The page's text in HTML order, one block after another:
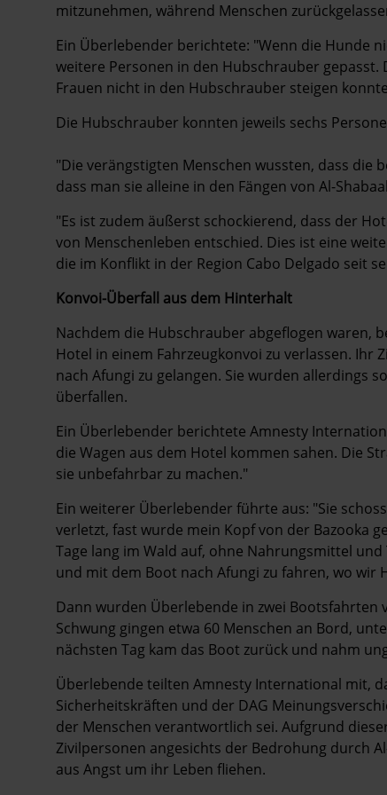
mitzunehmen, während Menschen
Ein Überlebender berichtete: "Wenn die Hunde
weitere Personen in den Hubschrauber
Frauen nicht in den Hubschrauber steigen
Die Hubschrauber konnten jeweils sechs
"Die verängstigten Menschen wussten, dass die
dass man sie alleine in den Fängen von Al-
"Es ist zudem äußerst schockierend, dass der
von Menschenleben entschied. Dies ist eine
die im Konflikt in der Region Cabo Delgado seit
Konvoi-Überfall aus dem Hinterhalt
Nachdem die Hubschrauber abgeflogen waren,
Hotel in einem Fahrzeugkonvoi zu verlassen.
nach Afungi zu gelangen. Sie wurden allerdings
überfallen.
Ein Überlebender berichtete Amnesty
die Wagen aus dem Hotel kommen sahen. Die
sie unbefahrbar zu machen."
Ein weiterer Überlebender führte aus: "Sie
verletzt, fast wurde mein Kopf von der Bazooka
Tage lang im Wald auf, ohne Nahrungsmittel
und mit dem Boot nach Afungi zu fahren, wo wir
Dann wurden Überlebende in zwei
Schwung gingen etwa 60 Menschen an Bord,
nächsten Tag kam das Boot zurück und nahm
Überlebende teilten Amnesty International mit,
Sicherheitskräften und der DAG
der Menschen verantwortlich sei. Aufgrund
Zivilpersonen angesichts der Bedrohung durch
aus Angst um ihr Leben fliehen.